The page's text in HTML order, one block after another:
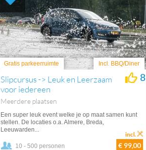
Gratis parkeerruimte Incl. BBQ/Diner
Slipcursus -> Leuk en Leerzaam
voor iedereen
Meerdere plaatsen
8
Een super leuk event welke je op maat samen kunt
stellen. De locaties o.a. Almere, Breda,
Leeuwarden...
10 - 500 personen € 99,00
incl.